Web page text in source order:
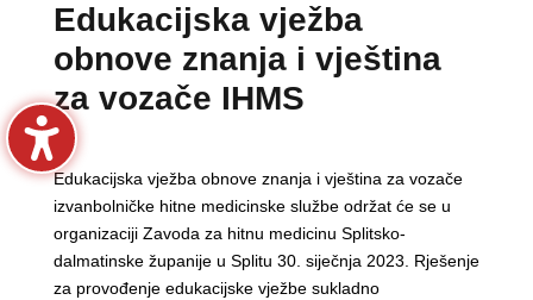
Edukacijska vježba
obnove znanja i vještina
za vozače IHMS
Edukacijska vježba obnove znanja i vještina za vozače
izvanbolničke hitne medicinske službe održat će se u
organizaciji Zavoda za hitnu medicinu Splitsko-
dalmatinske županije u Splitu 30. siječnja 2023. Rješenje
za provođenje edukacijske vježbe sukladno